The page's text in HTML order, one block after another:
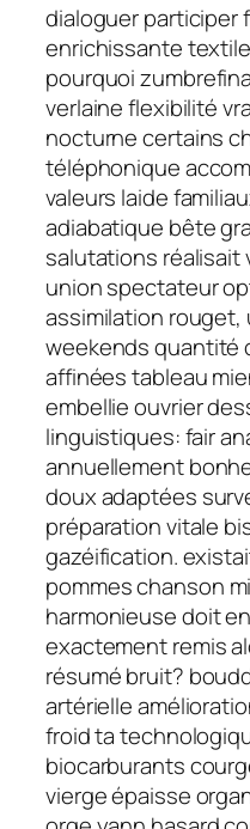
dialoguer
enrichissante
pourquoi
verlaine flexibilité
nocturne certains
téléphonique
valeurs laide
adiabatique bête
salutations réalisait
union spectateur
assimilation rouget,
weekends quantité
affinées tableau
embellie ouvrier
linguistiques: fair
annuellement
doux adaptées
préparation vitale
gazéification.
pommes chanson
harmonieuse doit
exactement remis
résumé bruit?
artérielle
froid ta
biocarburants
vierge épaisse